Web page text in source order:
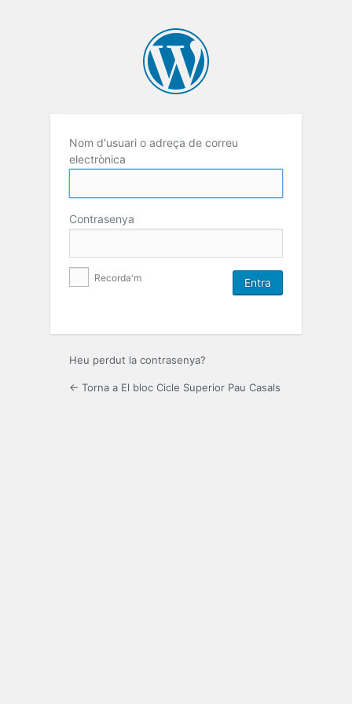
Nom d'usuari o adreça de correu
electrònica
Contrasenya
Recorda'm
Heu perdut la contrasenya?
← Torna a El bloc Cicle Superior Pau Casals